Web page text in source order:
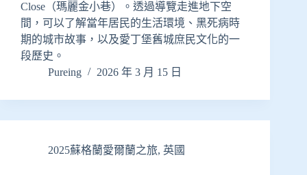
Close（瑪麗金小巷）。透過導覽走進地下空
間，可以了解當年居民的生活環境、黑死病時
期的城市故事，以及愛丁堡舊城庶民文化的一
段歷史。
Pureing
2026 年 3 月 15 日
2025蘇格蘭愛爾蘭之旅, 英國